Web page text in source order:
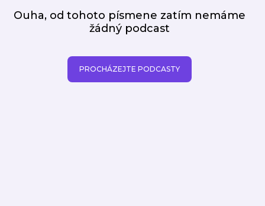
Ouha, od tohoto písmene zatím nemáme
žádný podcast
PROCHÁZEJTE PODCASTY